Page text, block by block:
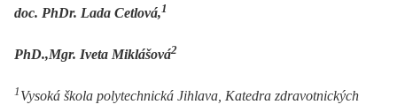
doc. PhDr. Lada Cetlová,1
PhD.,Mgr. Iveta Miklášová2
1 Vysoká škola polytechnická Jihlava, Katedra zdravotnických